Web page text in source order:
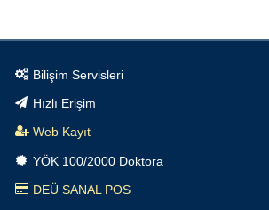
verin!
Tarımın geleceği teknolojiyle şekilleniyor.
Eylül’de yetişiyor.
ediyor.
Bilişim Servisleri
Hızlı Erişim
Web Kayıt
YÖK 100/2000 Doktora
DEÜ SANAL POS